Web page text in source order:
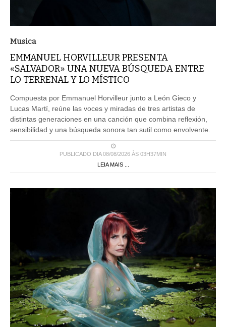
Musica
EMMANUEL HORVILLEUR PRESENTA
«SALVADOR» UNA NUEVA BÚSQUEDA ENTRE
LO TERRENAL Y LO MÍSTICO
Compuesta por Emmanuel Horvilleur junto a León Gieco y
Lucas Martí, reúne las voces y miradas de tres artistas de
distintas generaciones en una canción que combina reflexión,
sensibilidad y una búsqueda sonora tan sutil como envolvente.
PUBLICADO DIA 08/08/2026 ÀS 03H37MIN
LEIA MAIS ...